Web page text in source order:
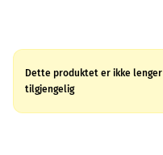
Dette produktet er ikke lenger
tilgjengelig